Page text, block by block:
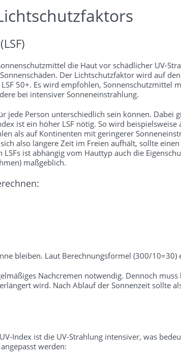
die Haut vor schädlicher UV-
Der Lichtschutzfaktor wird auf
50+. Es wird empfohlen, Sonnenschutzmittel
bei intensiver Sonneneinstrahlung.
Person unterschiedlich sein können. Dabei
ist ein höher LSF nötig. So wird
als auf Kontinenten mit geringerer
also längere Zeit im Freien aufhält, sollte
ist abhängig vom Hauttyp auch die
maßgeblich.
bleiben. Laut Berechnungsformel (300/10=30)
Nachcremen notwendig. Dennoch
wird. Nach Ablauf der Sonnenzeit sollte
Index ist die UV-Strahlung intensiver, was
werden: